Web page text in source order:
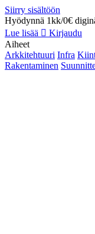
Siirry sisältöön
Hyödynnä 1kk/0€
Lue lisää
Kirjaudu
Aiheet
Arkkitehtuuri Infra
Rakentaminen